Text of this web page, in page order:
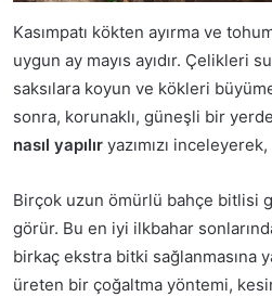
Kasımpatı kökten ayırma ve
uygun ay mayıs ayıdır. Çelikleri
saksılara koyun ve kökleri
sonra, korunaklı, güneşli bir
nasıl yapılır yazımızı
Birçok uzun ömürlü bahçe bitlisi
görür. Bu en iyi ilkbahar
birkaç ekstra bitki sağlanmasına
üreten bir çoğaltma yöntemi,